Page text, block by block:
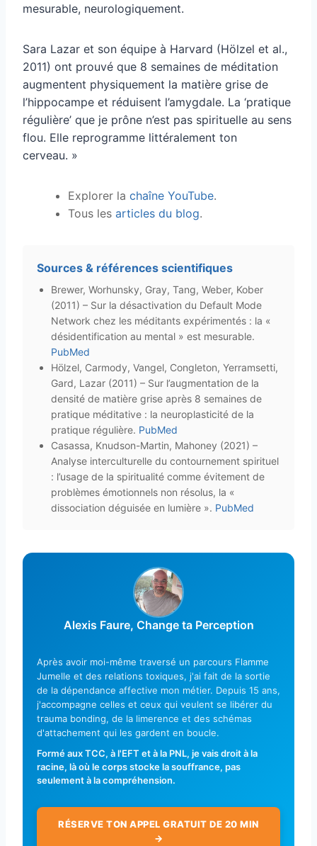
mesurable, neurologiquement.
Sara Lazar et son équipe à Harvard (Hölzel et al.,
2011) ont prouvé que 8 semaines de méditation
augmentent physiquement la matière grise de
l’hippocampe et réduisent l’amygdale. La ‘pratique
régulière’ que je prône n’est pas spirituelle au sens
flou. Elle reprogramme littéralement ton
cerveau. »
Explorer la chaîne YouTube.
Tous les articles du blog.
Sources & références scientifiques
Brewer, Worhunsky, Gray, Tang, Weber, Kober
(2011) – Sur la désactivation du Default Mode
Network chez les méditants expérimentés : la «
désidentification au mental » est mesurable.
PubMed
Hölzel, Carmody, Vangel, Congleton, Yerramsetti,
Gard, Lazar (2011) – Sur l’augmentation de la
densité de matière grise après 8 semaines de
pratique méditative : la neuroplasticité de la
pratique régulière. PubMed
Casassa, Knudson-Martin, Mahoney (2021) –
Analyse interculturelle du contournement spirituel
: l’usage de la spiritualité comme évitement de
problèmes émotionnels non résolus, la «
dissociation déguisée en lumière ». PubMed
Alexis Faure, Change ta Perception
Après avoir moi-même traversé un parcours Flamme
Jumelle et des relations toxiques, j'ai fait de la sortie
de la dépendance affective mon métier. Depuis 15 ans,
j'accompagne celles et ceux qui veulent se libérer du
trauma bonding, de la limerence et des schémas
d'attachement qui les gardent en boucle.
Formé aux TCC, à l'EFT et à la PNL, je vais droit à la
racine, là où le corps stocke la souffrance, pas
seulement à la compréhension.
RÉSERVE TON APPEL GRATUIT DE 20 MIN
→